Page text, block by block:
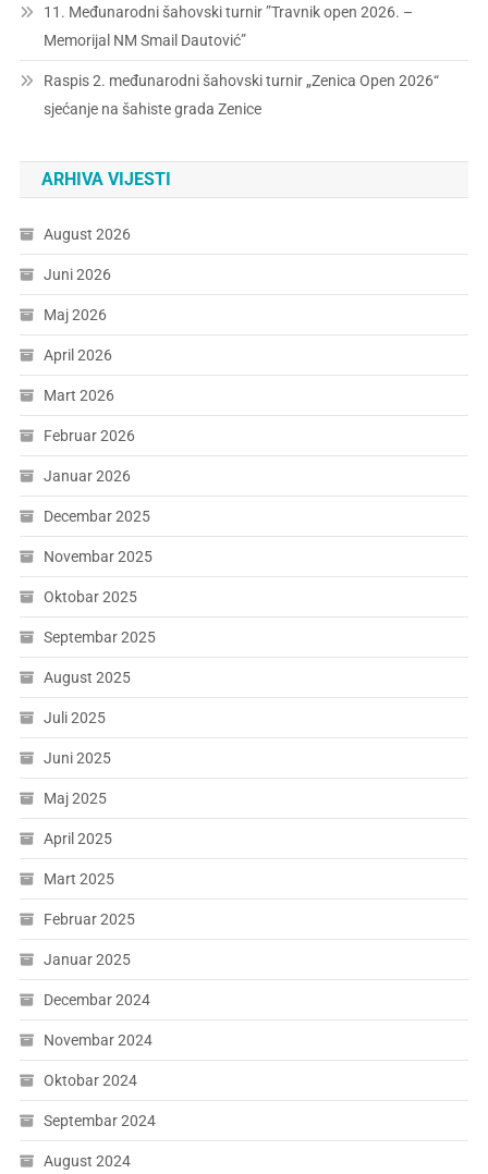
11. Međunarodni šahovski turnir ”Travnik open 2026. –
Memorijal NM Smail Dautović”
Raspis 2. međunarodni šahovski turnir „Zenica Open 2026“
sjećanje na šahiste grada Zenice
ARHIVA VIJESTI
August 2026
Juni 2026
Maj 2026
April 2026
Mart 2026
Februar 2026
Januar 2026
Decembar 2025
Novembar 2025
Oktobar 2025
Septembar 2025
August 2025
Juli 2025
Juni 2025
Maj 2025
April 2025
Mart 2025
Februar 2025
Januar 2025
Decembar 2024
Novembar 2024
Oktobar 2024
Septembar 2024
August 2024